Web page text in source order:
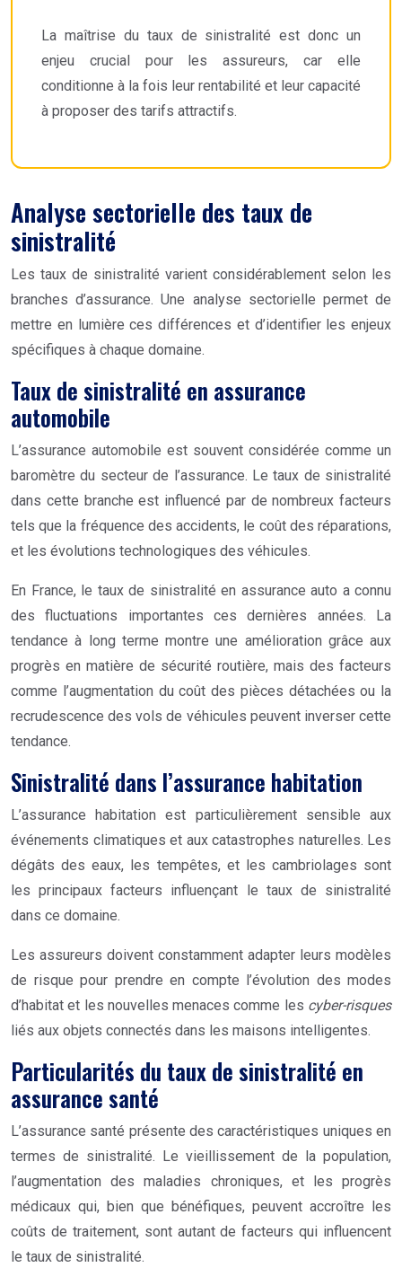
La maîtrise du taux de sinistralité est donc un
enjeu crucial pour les assureurs, car elle
conditionne à la fois leur rentabilité et leur capacité
à proposer des tarifs attractifs.
Analyse sectorielle des taux de
sinistralité
Les taux de sinistralité varient considérablement selon les
branches d’assurance. Une analyse sectorielle permet de
mettre en lumière ces différences et d’identifier les enjeux
spécifiques à chaque domaine.
Taux de sinistralité en assurance
automobile
L’assurance automobile est souvent considérée comme un
baromètre du secteur de l’assurance. Le taux de sinistralité
dans cette branche est influencé par de nombreux facteurs
tels que la fréquence des accidents, le coût des réparations,
et les évolutions technologiques des véhicules.
En France, le taux de sinistralité en assurance auto a connu
des fluctuations importantes ces dernières années. La
tendance à long terme montre une amélioration grâce aux
progrès en matière de sécurité routière, mais des facteurs
comme l’augmentation du coût des pièces détachées ou la
recrudescence des vols de véhicules peuvent inverser cette
tendance.
Sinistralité dans l’assurance habitation
L’assurance habitation est particulièrement sensible aux
événements climatiques et aux catastrophes naturelles. Les
dégâts des eaux, les tempêtes, et les cambriolages sont
les principaux facteurs influençant le taux de sinistralité
dans ce domaine.
Les assureurs doivent constamment adapter leurs modèles
de risque pour prendre en compte l’évolution des modes
d’habitat et les nouvelles menaces comme les cyber-risques
liés aux objets connectés dans les maisons intelligentes.
Particularités du taux de sinistralité en
assurance santé
L’assurance santé présente des caractéristiques uniques en
termes de sinistralité. Le vieillissement de la population,
l’augmentation des maladies chroniques, et les progrès
médicaux qui, bien que bénéfiques, peuvent accroître les
coûts de traitement, sont autant de facteurs qui influencent
le taux de sinistralité.